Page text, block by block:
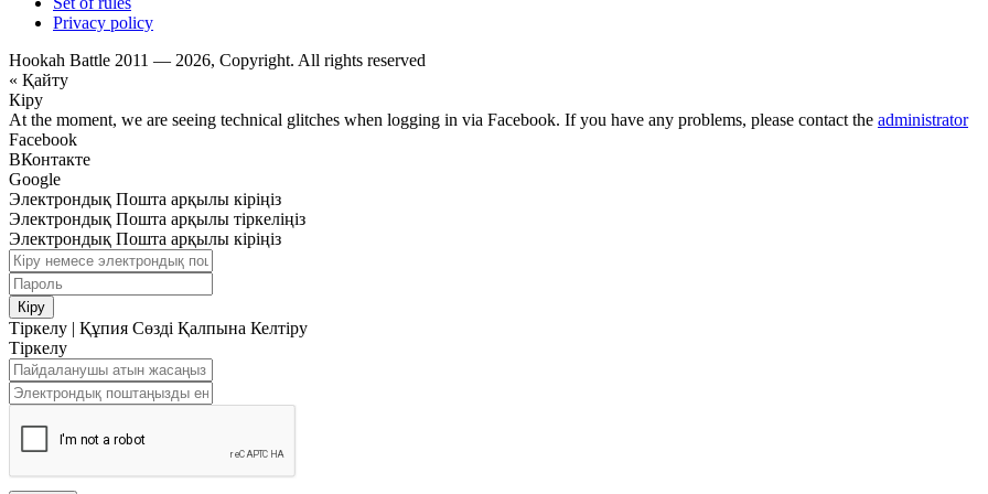
Privacy policy
Hookah Battle 2011 — 2026, Copyright. All rights reserved
« Қайту
Кіру
At the moment, we are seeing technical glitches when logging in via Facebook. If you have any problems, please contact the administrator
Facebook
ВКонтакте
Google
Электрондық Пошта арқылы кіріңіз
Электрондық Пошта арқылы тіркеліңіз
Электрондық Пошта арқылы кіріңіз
Кіру
Тіркелу | Құпия Сөзді Қалпына Келтіру
Тіркелу